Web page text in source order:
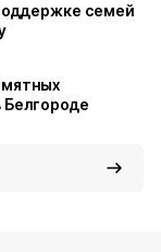
семей